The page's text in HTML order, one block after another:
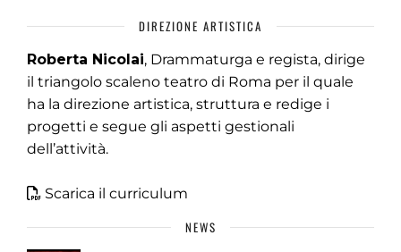
DIREZIONE ARTISTICA
Roberta Nicolai, Drammaturga e regista, dirige
il triangolo scaleno teatro di Roma per il quale
ha la direzione artistica, struttura e redige i
progetti e segue gli aspetti gestionali
dell’attività.
Scarica il curriculum
NEWS